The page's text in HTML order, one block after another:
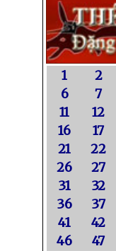
1 2
6
7
11
12
16
17
21
22
26
27
31
32
36
37
41
42
46
47